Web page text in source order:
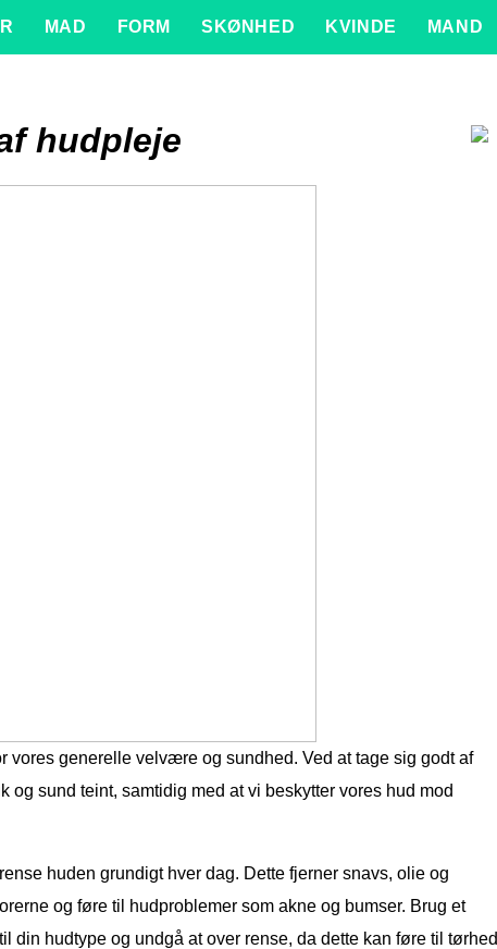
MAD FORM SKØNHED KVINDE MAND
hudpleje
vores generelle velvære og sundhed. Ved at tage sig godt af
og sund teint, samtidig med at vi beskytter vores hud mod
huden grundigt hver dag. Dette fjerner snavs, olie og
og føre til hudproblemer som akne og bumser. Brug et
din hudtype og undgå at over rense, da dette kan føre til tørhed